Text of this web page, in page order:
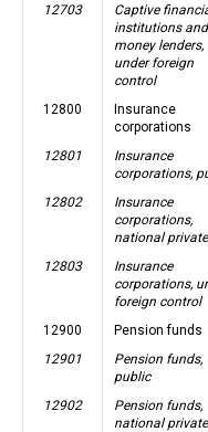
12703
Captive
institutions and
money lenders,
under foreign
control
12800
Insurance
corporations
12801
Insurance
corporations,
12802
Insurance
corporations,
national private
12803
Insurance
corporations,
foreign control
12900 Pension funds
12901
Pension funds,
public
12902
Pension funds,
national private